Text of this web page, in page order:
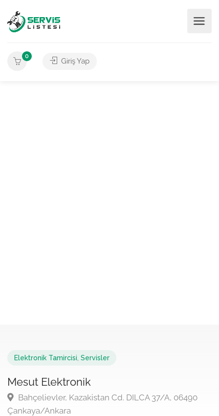
0
Giriş Yap
Elektronik Tamircisi Servisler
Mesut Elektronik
Bahçelievler, Kazakistan Cd. DILCA 37/A, 06490
Çankaya/Ankara